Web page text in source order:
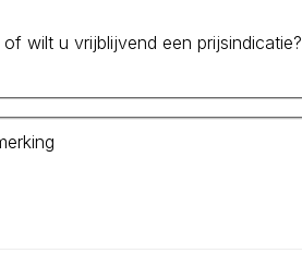
wilt u vrijblijvend een prijsindicatie?